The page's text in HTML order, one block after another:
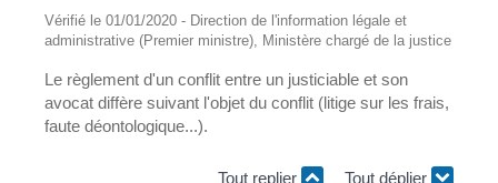
Vérifié le 01/01/2020 - Direction de l'information légale et
administrative (Premier ministre), Ministère chargé de la justice
Le règlement d'un conflit entre un justiciable et son
avocat diffère suivant l'objet du conflit (litige sur les frais,
faute déontologique...).
Tout replier Tout déplier